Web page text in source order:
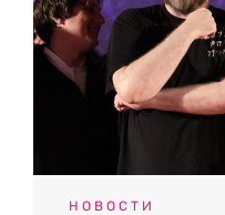
НОВОСТИ